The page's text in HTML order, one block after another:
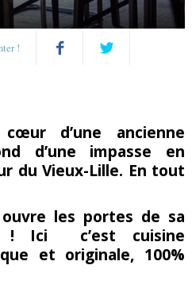
!
Facebook
d’une ancienne
d’une impasse en
du Vieux-Lille. En tout
les portes de sa
! Ici c’est cuisine
et originale, 100%